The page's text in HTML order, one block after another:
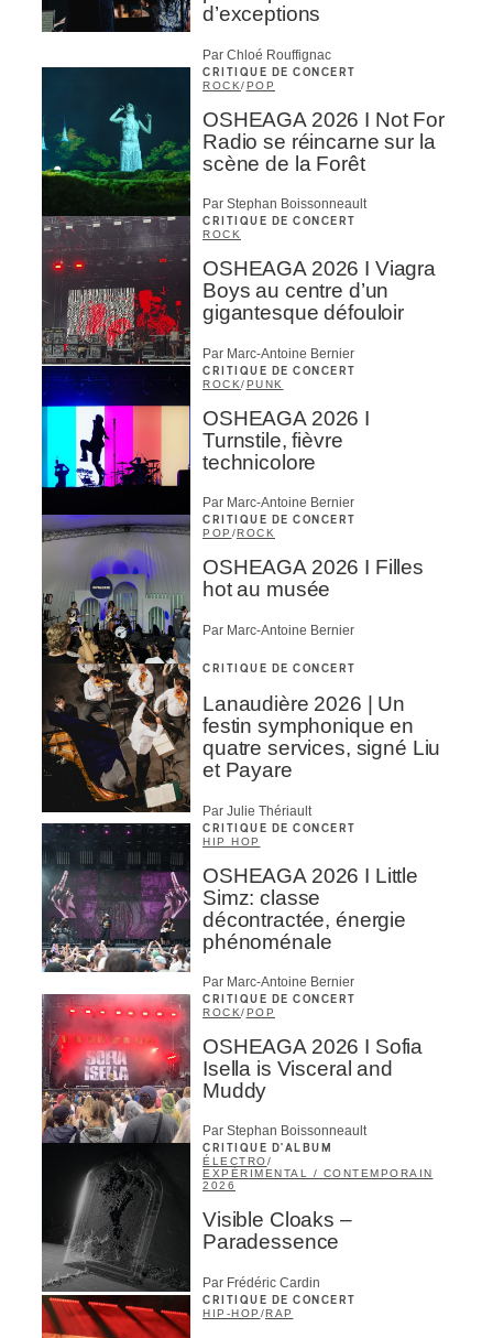
d’exceptions
Par Chloé Rouffignac
CRITIQUE DE CONCERT
ROCK/POP
OSHEAGA 2026 I Not For
Radio se réincarne sur la
scène de la Forêt
Par Stephan Boissonneault
CRITIQUE DE CONCERT
ROCK
OSHEAGA 2026 I Viagra
Boys au centre d’un
gigantesque défouloir
Par Marc-Antoine Bernier
CRITIQUE DE CONCERT
ROCK/PUNK
OSHEAGA 2026 I
Turnstile, fièvre
technicolore
Par Marc-Antoine Bernier
CRITIQUE DE CONCERT
POP /ROCK
OSHEAGA 2026 I Filles
hot au musée
Par Marc-Antoine Bernier
CRITIQUE DE CONCERT
Lanaudière 2026 | Un
festin symphonique en
quatre services, signé Liu
et Payare
Par Julie Thériault
CRITIQUE DE CONCERT
HIP HOP
OSHEAGA 2026 I Little
Simz: classe
décontractée, énergie
phénoménale
Par Marc-Antoine Bernier
CRITIQUE DE CONCERT
ROCK/POP
OSHEAGA 2026 I Sofia
Isella is Visceral and
Muddy
Par Stephan Boissonneault
CRITIQUE D'ALBUM
ÉLECTRO/
EXPÉRIMENTAL / CONTEMPORAIN
2026
Visible Cloaks –
Paradessence
Par Frédéric Cardin
CRITIQUE DE CONCERT
HIP-HOP /RAP